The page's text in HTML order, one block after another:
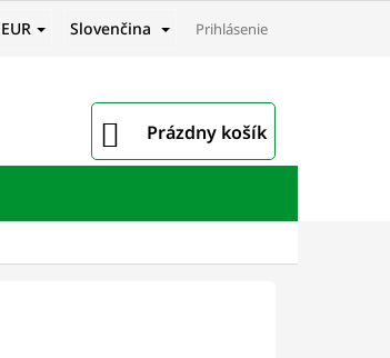
EUR Slovenčina Prihlásenie
NÁKUPNÝ
KOŠÍK
Prázdny košík